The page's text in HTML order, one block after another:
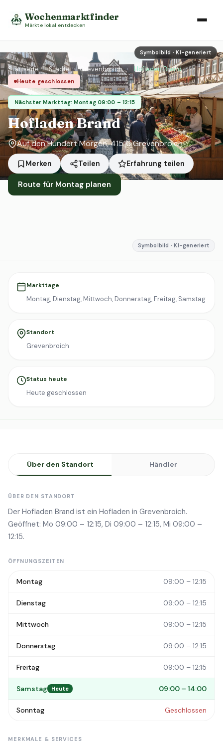
Wochenmarktfinder
Märkte lokal entdecken
Symbolbild · KI-generiert
Startseite › Städte › Grevenbroich › Hofladen Brand
Heute geschlossen
Nächster Markttag: Montag 09:00 – 12:15
Hofladen Brand
Auf den Hundert Morgen, 41516 Grevenbroich
Merken Teilen Erfahrung teilen
Route für Montag planen
Symbolbild · KI-generiert
Markttage
Montag, Dienstag, Mittwoch, Donnerstag, Freitag, Samstag
Standort
Grevenbroich
Status heute
Heute geschlossen
Über den Standort Händler
ÜBER DEN STANDORT
Der Hofladen Brand ist ein Hofladen in Grevenbroich.
Geöffnet: Mo 09:00 – 12:15, Di 09:00 – 12:15, Mi 09:00 –
12:15.
ÖFFNUNGSZEITEN
Montag 09:00 – 12:15
Dienstag 09:00 – 12:15
Mittwoch 09:00 – 12:15
Donnerstag 09:00 – 12:15
Freitag 09:00 – 12:15
Samstag Heute 09:00 – 14:00
Sonntag Geschlossen
MERKMALE & SERVICES